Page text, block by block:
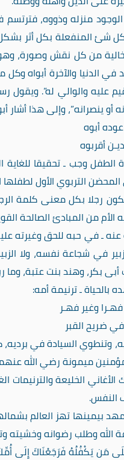
منزله وذووه،
المنفعلة بكل أثر بشكل
من كل نقش وصورة،
الدنيا والآخرة أبواه
والوالي له”. ويقول
أو ينصرانه”، وإلى هذا أشار
أبوه
أقربوه
الطفل وجب ـ تحقيقا
المحضن التربوي الأول
رجلا بكل معنى كلمة
من المبادئ الصالحة
ـ في حبه للحق وغيرته
في شجاعة نفسه، ولا
بكر، وهند بنت عتبة، وما
ـ ترنيمة أمه:
وغير فهـر
ضريح القبر
وتنطوي السيادة في برديه،
ميمونة رضي الله
الخليعة والترنيمات
النفس.
بيمينها تهز العالم
وطلب رضوانه وخشيته